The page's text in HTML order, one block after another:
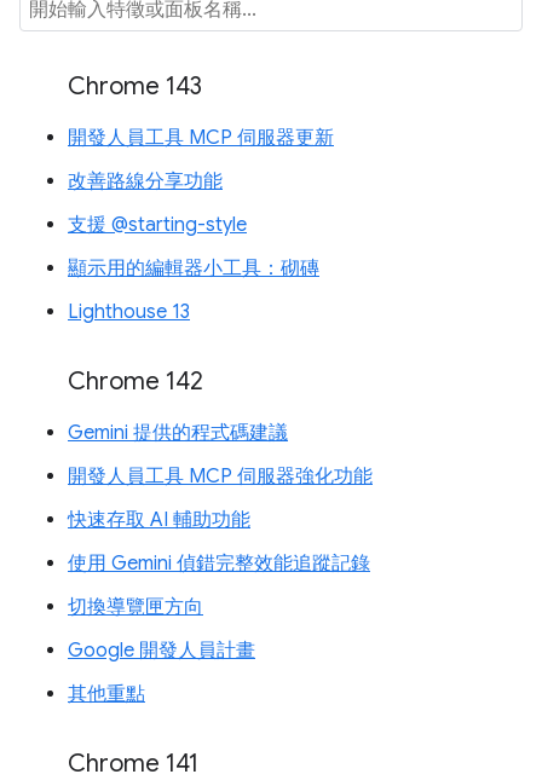
Chrome 143
開發人員工具 MCP 伺服器更新
改善路線分享功能
支援 @starting-style
顯示用的編輯器小工具：砌磚
Lighthouse 13
Chrome 142
Gemini 提供的程式碼建議
開發人員工具 MCP 伺服器強化功能
快速存取 AI 輔助功能
使用 Gemini 偵錯完整效能追蹤記錄
切換導覽匣方向
Google 開發人員計畫
其他重點
Chrome 141